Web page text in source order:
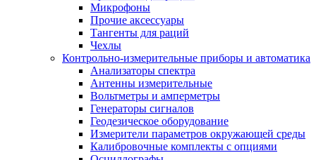
Микрофоны
Прочие аксессуары
Тангенты для раций
Чехлы
Контрольно-измерительные приборы и автоматика
Анализаторы спектра
Антенны измерительные
Вольтметры и амперметры
Генераторы сигналов
Геодезическое оборудование
Измерители параметров окружающей среды
Калибровочные комплекты с опциями